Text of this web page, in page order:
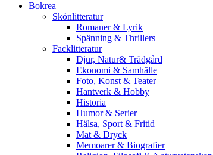
Bokrea
Skönlitteratur
Romaner & Lyrik
Spänning & Thrillers
Facklitteratur
Djur, Natur& Trädgård
Ekonomi & Samhälle
Foto, Konst & Teater
Hantverk & Hobby
Historia
Humor & Serier
Hälsa, Sport & Fritid
Mat & Dryck
Memoarer & Biografier